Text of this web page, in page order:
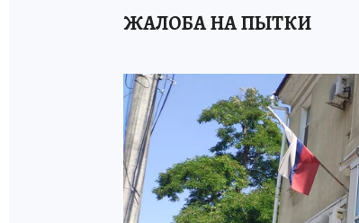
ЖАЛОБА НА ПЫТКИ